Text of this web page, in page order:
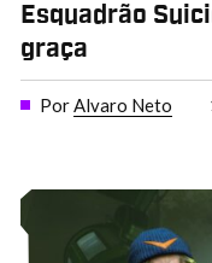
Esquadrão
graça
PorAlvaro Neto